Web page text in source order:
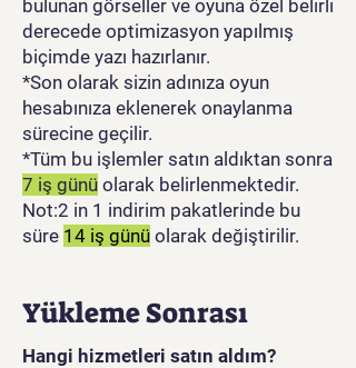
bulunan görseller ve oyuna özel belirli
derecede optimizasyon yapılmış
biçimde yazı hazırlanır.
*Son olarak sizin adınıza oyun
hesabınıza eklenerek onaylanma
sürecine geçilir.
*Tüm bu işlemler satın aldıktan sonra
7 iş günü olarak belirlenmektedir.
Not:2 in 1 indirim pakatlerinde bu
süre 14 iş günü olarak değiştirilir.
Yükleme Sonrası
Hangi hizmetleri satın aldım?